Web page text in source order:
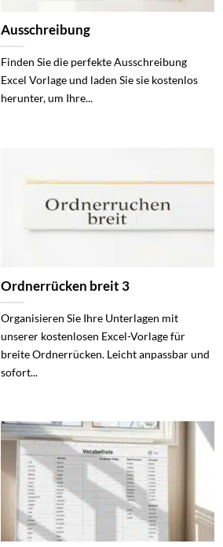
Ausschreibung
Finden Sie die perfekte Ausschreibung
Excel Vorlage und laden Sie sie kostenlos
herunter, um Ihre...
Ordnerrücken breit 3
Organisieren Sie Ihre Unterlagen mit
unserer kostenlosen Excel-Vorlage für
breite Ordnerrücken. Leicht anpassbar und
sofort...